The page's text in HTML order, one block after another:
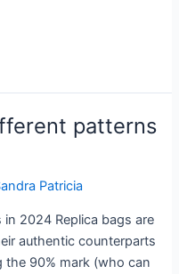
patterns
Patricia
in 2024 Replica bags are
authentic counterparts
90% mark (who can